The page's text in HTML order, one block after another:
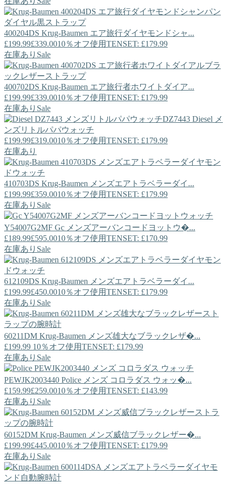
400204DS Krug-Baumen エア旅行ダイヤモンドシャ...
£199.99£339.0010％オフ使用TENSET: £179.99
在庫あり Sale
400702DS Krug-Baumen エア旅行者ホワイトダイア...
£199.99£339.0010％オフ使用TENSET: £179.99
在庫あり Sale
DZ7443 Diesel メ
ンズリトルパパウォッチ
£199.99£319.0010％オフ使用TENSET: £179.99
在庫あり
410703DS Krug-Baumen メンズエアトラベラーダイ...
£199.99£359.0010％オフ使用TENSET: £179.99
在庫あり Sale
Y54007G2MF Gc メンズアーバンコードヨットウ�...
£189.99£595.0010％オフ使用TENSET: £170.99
在庫あり Sale
612109DS Krug-Baumen メンズエアトラベラーダイ...
£199.99£450.0010％オフ使用TENSET: £179.99
在庫あり Sale
60211DM Krug-Baumen メンズ雄大なブラックレザ�...
£199.99 10％オフ使用TENSET: £179.99
在庫あり Sale
PEWJK2003440 Police メンズ コロラダス ウォッ�...
£159.99£259.0010％オフ使用TENSET: £143.99
在庫あり Sale
60152DM Krug-Baumen メンズ威信ブラックレザー�...
£199.99£445.0010％オフ使用TENSET: £179.99
在庫あり Sale